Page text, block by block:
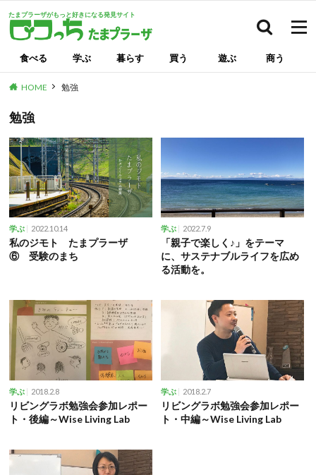
たまプラーザがもっと好きになる発見サイト
食べる 学ぶ 暮らす 買う 遊ぶ 商う
HOME 勉強
勉強
学ぶ 2022.10.14
私のジモト たまプラーザ
⑥ 受験のまち
学ぶ 2022.7.9
「親子で楽しく♪」をテーマ
に、サステナブルライフを広め
る活動を。
学ぶ 2018.2.8
リビングラボ勉強会参加レポー
ト・後編～Wise Living Lab
学ぶ 2018.2.7
リビングラボ勉強会参加レポー
ト・中編～Wise Living Lab